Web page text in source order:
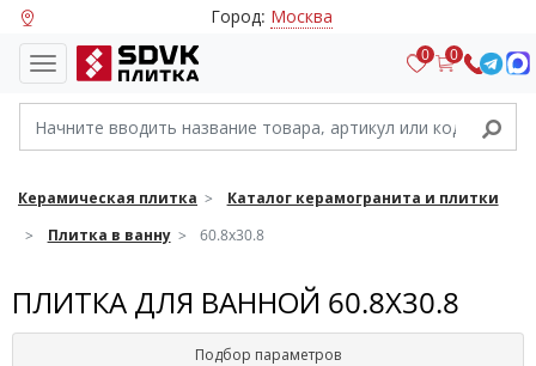
Город: Москва
0 0
Керамическая плитка
Каталог керамогранита и плитки
Плитка в ванну
60.8х30.8
ПЛИТКА ДЛЯ ВАННОЙ 60.8Х30.8
Подбор параметров